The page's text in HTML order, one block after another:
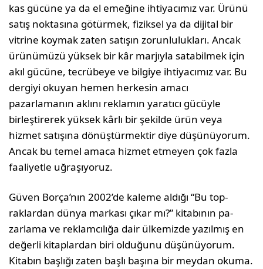
kas gücüne ya da el emeğine ihtiyacımız var. Ürünü
satış noktasına götürmek, fiziksel ya da dijital bir
vitrine koymak zaten satı­şın zorunlulukları. Ancak
ürünümüzü yüksek bir kâr marjıyla satabilmek için
akıl gücüne, tecrü­beye ve bilgiye ihtiyacımız var. Bu
dergiyi okuyan hemen herkesin amacı
pazarlamanın aklını rekla­mın yaratıcı gücüyle
birleştirerek yüksek kârlı bir şekilde ürün veya
hizmet satışına dönüştürmektir diye düşünüyorum.
Ancak bu temel amaca hizmet etmeyen çok fazla
faaliyetle uğraşıyoruz.
Güven Borça’nın 2002’de kaleme aldığı “Bu top­
raklardan dünya markası çıkar mı?” kitabının pa­
zarlama ve reklamcılığa dair ülkemizde yazılmış en
değerli kitaplardan biri olduğunu düşünüyo­rum.
Kitabın başlığı zaten başlı başına bir meydan okuma.